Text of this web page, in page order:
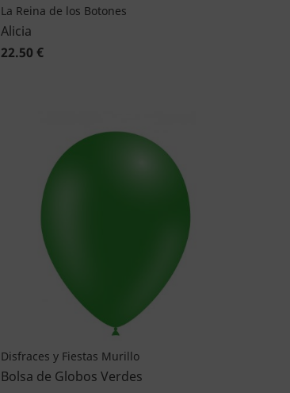
La Reina de los Botones
Alicia
22.50 €
Disfraces y Fiestas Murillo
Bolsa de Globos Verdes